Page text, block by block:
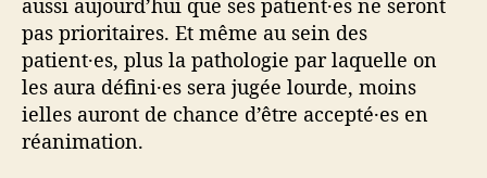
aussi aujourd’hui que ses patient·es ne seront
pas prioritaires. Et même au sein des
patient·es, plus la pathologie par laquelle on
les aura défini·es sera jugée lourde, moins
ielles auront de chance d’être accepté·es en
réanimation.